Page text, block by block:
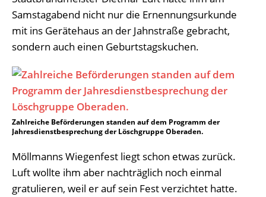
Samstagabend nicht nur die Ernennungsurkunde
mit ins Gerätehaus an der Jahnstraße gebracht,
sondern auch einen Geburtstagskuchen.
Zahlreiche Beförderungen standen auf dem Programm der
Jahresdienstbesprechung der Löschgruppe Oberaden.
Möllmanns Wiegenfest liegt schon etwas zurück.
Luft wollte ihm aber nachträglich noch einmal
gratulieren, weil er auf sein Fest verzichtet hatte.